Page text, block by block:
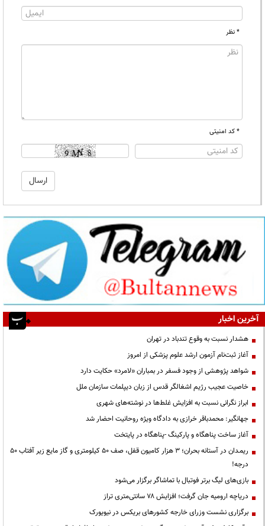
* نظر
* کد امنیتی
آخرین اخبار
هشدار نسبت به وقوع تندباد در تهران
آغاز ثبت‌نام آزمون ارشد علوم پزشکی از امروز
شواهد پژوهشی از وجود فسفر در بمباران «لامرد» حکایت دارد
خاصیت عجیب رژیم اشغالگر قدس از زبان دیپلمات سازمان ملل
ابراز نگرانی نسبت به افزایش غلط‌ها در نوشته‌های شهری
جهانگیر: محمدباقر خرازی به دادگاه ویژه روحانیت احضار شد
آغاز ساخت پناهگاه و پارکینگ -پناهگاه در پایتخت
ریمـدان در آستانه بحران؛ ۳ هزار کامیون قفل، صف ۵۰ کیلومتری و گاز مایع زیر آفتاب ۵۰
درجه!
بازی‌های لیگ برتر فوتبال با تماشاگر برگزار می‌شود
دریاچه ارومیه جان گرفت؛ افزایش ۷۸ سانتی‌متری تراز
برگزاری نشست وزرای خارجه کشورهای بریکس در نیویورک